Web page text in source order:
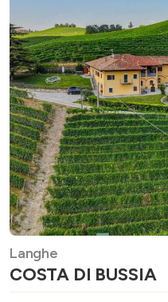
Langhe
COSTA DI BUSSIA